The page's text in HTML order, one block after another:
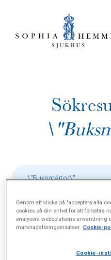
Genom att klicka på "acceptera alla
cookies på din enhet för att förbättra
analysera webbplatsens användning
marknadsföringsinsatser. Cookie-
Cookie-